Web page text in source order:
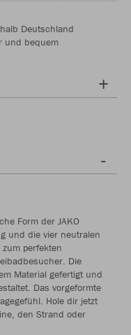
Deutschland
und bequem
Form der JAKO
und die vier neutralen
perfekten
Die
Material gefertigt und
Das vorgeformte
Hole dir jetzt
den Strand oder